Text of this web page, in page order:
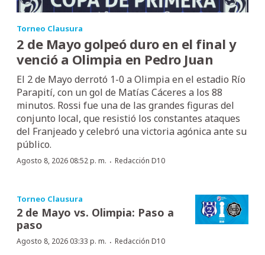
Torneo Clausura
2 de Mayo golpeó duro en el final y
venció a Olimpia en Pedro Juan
El 2 de Mayo derrotó 1-0 a Olimpia en el estadio Río
Parapití, con un gol de Matías Cáceres a los 88
minutos. Rossi fue una de las grandes figuras del
conjunto local, que resistió los constantes ataques
del Franjeado y celebró una victoria agónica ante su
público.
Agosto 8, 2026 08:52 p. m. · Redacción D10
Torneo Clausura
2 de Mayo vs. Olimpia: Paso a
paso
Agosto 8, 2026 03:33 p. m. · Redacción D10